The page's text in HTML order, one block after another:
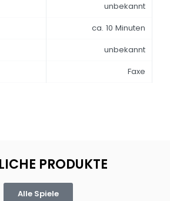
unbekannt
ca. 10 Minuten
unbekannt
Faxe
PRODUKTE
Alle Spiele